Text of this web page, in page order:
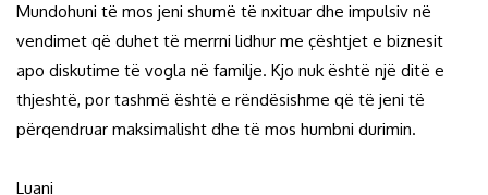
Mundohuni të mos jeni shumë të nxituar dhe impulsiv në
vendimet që duhet të merrni lidhur me çështjet e biznesit
apo diskutime të vogla në familje. Kjo nuk është një ditë e
thjeshtë, por tashmë është e rëndësishme që të jeni të
përqendruar maksimalisht dhe të mos humbni durimin.
Luani